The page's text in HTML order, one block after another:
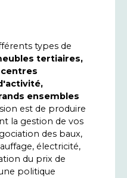
types de
tertiaires,
ensembles
est de produire
la gestion de vos
des baux,
électricité,
du prix de
politique